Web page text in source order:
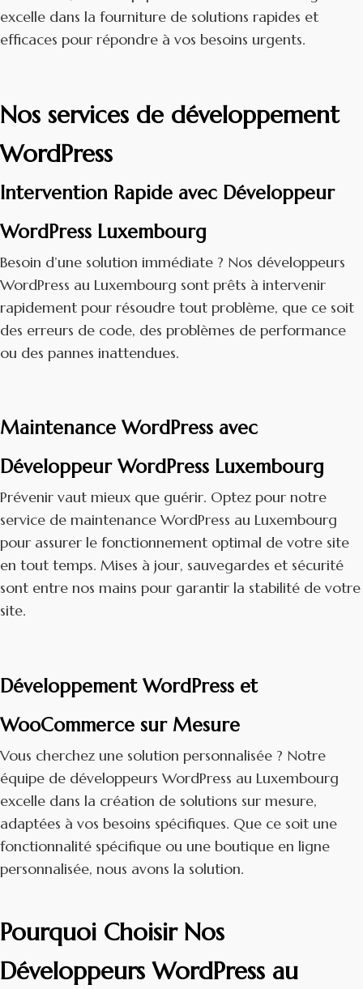
excelle dans la fourniture de solutions rapides et
efficaces pour répondre à vos besoins urgents.
Nos services de développement
WordPress
Intervention Rapide avec Développeur
WordPress Luxembourg
Besoin d’une solution immédiate ? Nos développeurs
WordPress au Luxembourg sont prêts à intervenir
rapidement pour résoudre tout problème, que ce soit
des erreurs de code, des problèmes de performance
ou des pannes inattendues.
Maintenance WordPress avec
Développeur WordPress Luxembourg
Prévenir vaut mieux que guérir. Optez pour notre
service de maintenance WordPress au Luxembourg
pour assurer le fonctionnement optimal de votre site
en tout temps. Mises à jour, sauvegardes et sécurité
sont entre nos mains pour garantir la stabilité de votre
site.
Développement WordPress et
WooCommerce sur Mesure
Vous cherchez une solution personnalisée ? Notre
équipe de développeurs WordPress au Luxembourg
excelle dans la création de solutions sur mesure,
adaptées à vos besoins spécifiques. Que ce soit une
fonctionnalité spécifique ou une boutique en ligne
personnalisée, nous avons la solution.
Pourquoi Choisir Nos
Développeurs WordPress au